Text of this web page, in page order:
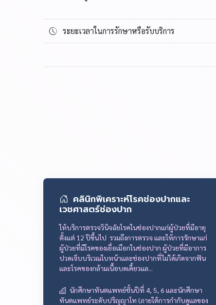
ระยะเวลาในการรักษาหรือรับบริการ
คลินิกพิเคราะห์โรคช่องปากและ
เวชศาสตร์ช่องปาก
ให้บริการตรวจวินิจฉัยโรคในช่องปากแก่ผู้ป่วยที่มีอายุ
ตั้งแต่ 12 ปีขึ้นไป รวมถึงการตรวจ และให้การรักษาแก่
ผู้ป่วยที่มีโรคของเยื่อเมือกในช่องปาก ผู้ป่วยที่มีอาการ
ปวดเจ็บบริเวณใบหน้าและช่องปากที่ไม่ได้เกิดจากฟัน
และโรคของกล้ามเนื้อบดเคี้ยวแล...
นักศึกษาทันตแพทย์ชั้นปีที่ 4, 5, 6 และนักศึกษา
ทันตแพทย์ระดับปริญญาโท (ภายใต้การกำกับดูแลของ